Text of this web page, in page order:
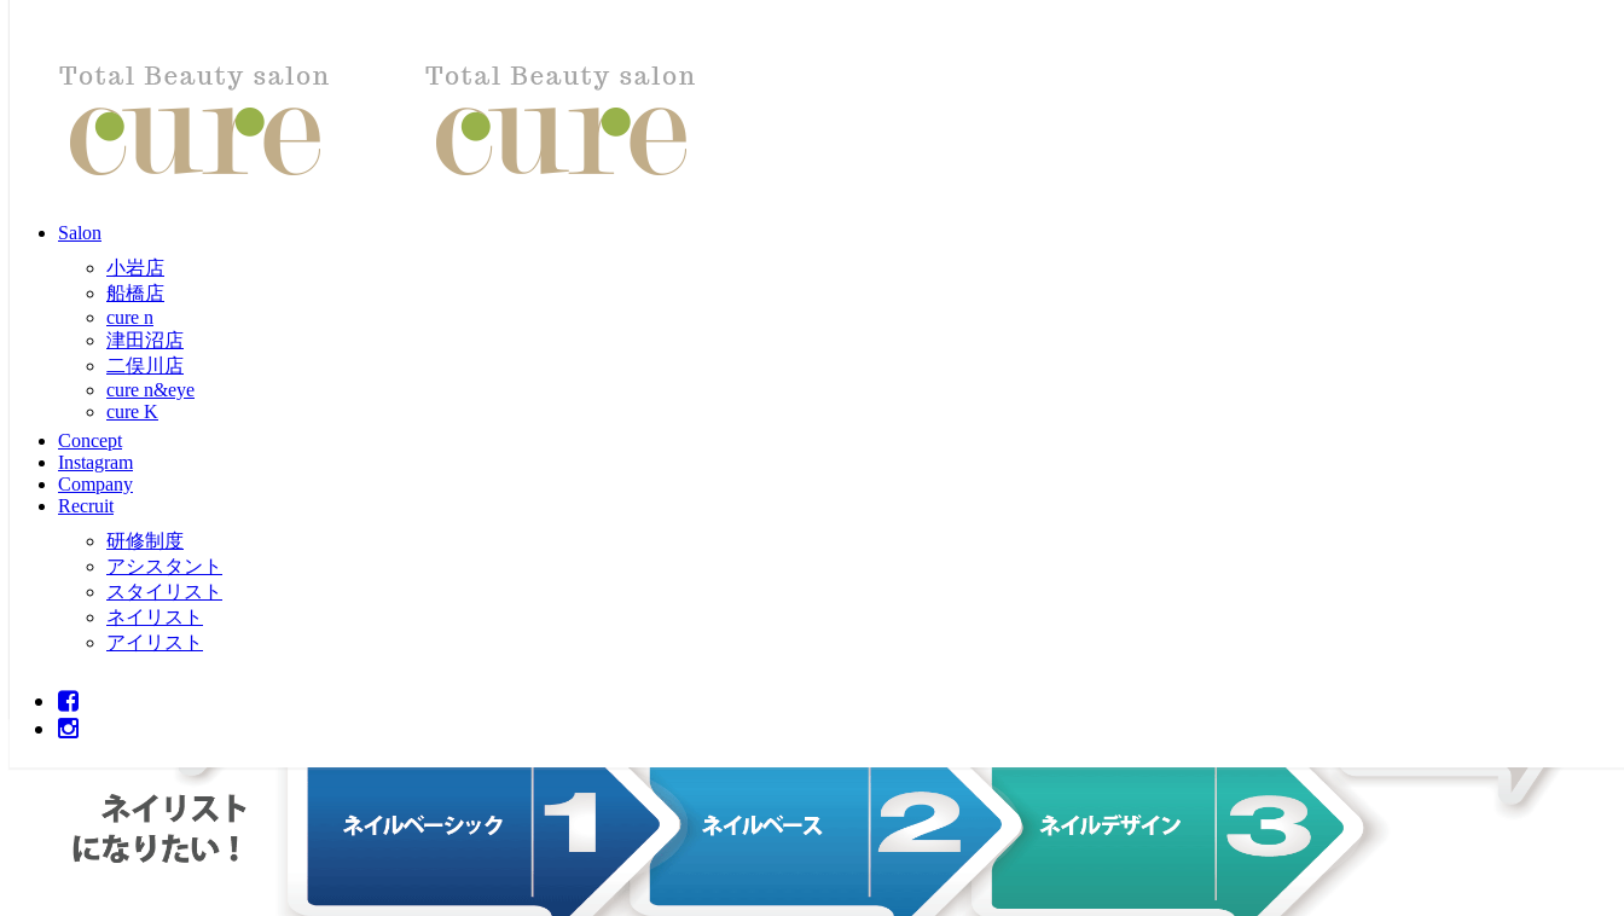
TOP
小岩店
船橋店
cure n
Concept
Instagram
Company
Recruit
トップ
研修制度
アシスタント
ネイリスト
アイリスト
INSTAGRAM
Salon
小岩店
船橋店
cure n
津田沼店
二俣川店
cure n&eye
cure K
Concept
Instagram
Company
Recruit
研修制度
アシスタント
スタイリスト
ネイリスト
アイリスト
トータルビューティーサロンだからできる育成カリキュラム